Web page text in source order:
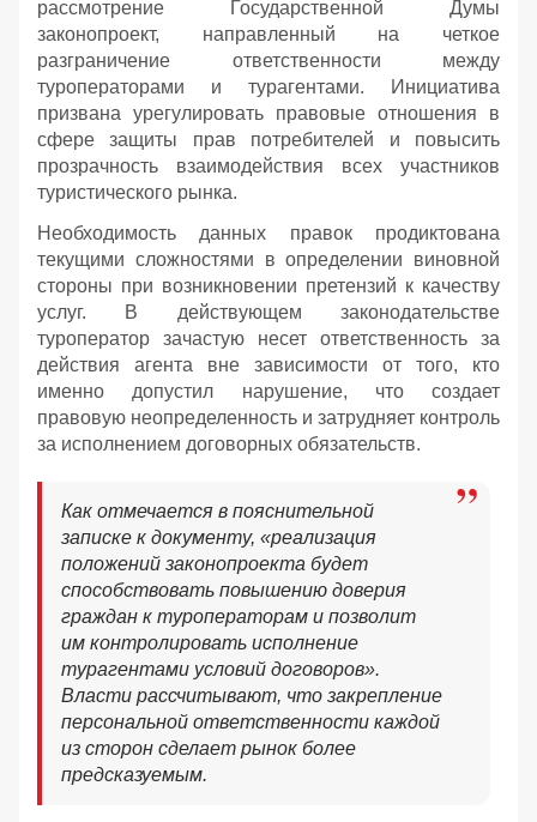
рассмотрение Государственной Думы
законопроект, направленный на четкое
разграничение ответственности между
туроператорами и турагентами. Инициатива
призвана урегулировать правовые отношения в
сфере защиты прав потребителей и повысить
прозрачность взаимодействия всех участников
туристического рынка.
Необходимость данных правок продиктована
текущими сложностями в определении виновной
стороны при возникновении претензий к качеству
услуг. В действующем законодательстве
туроператор зачастую несет ответственность за
действия агента вне зависимости от того, кто
именно допустил нарушение, что создает
правовую неопределенность и затрудняет контроль
за исполнением договорных обязательств.
Как отмечается в пояснительной
записке к документу, «реализация
положений законопроекта будет
способствовать повышению доверия
граждан к туроператорам и позволит
им контролировать исполнение
турагентами условий договоров».
Власти рассчитывают, что закрепление
персональной ответственности каждой
из сторон сделает рынок более
предсказуемым.